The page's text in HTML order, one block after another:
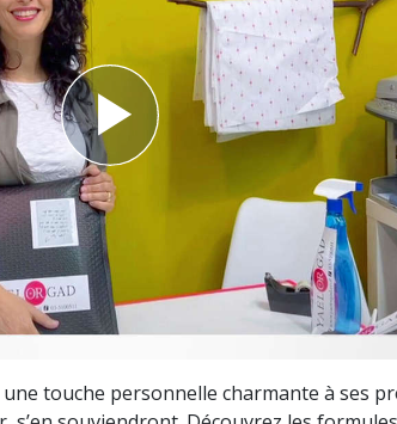
touche personnelle charmante à ses